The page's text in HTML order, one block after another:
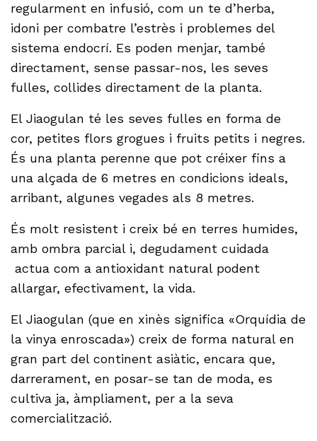
regularment en infusió, com un te d’herba,
idoni per combatre l’estrès i problemes del
sistema endocrí. Es poden menjar, també
directament, sense passar-nos, les seves
fulles, collides directament de la planta.
El Jiaogulan té les seves fulles en forma de
cor, petites flors grogues i fruits petits i negres.
És una planta perenne que pot créixer fins a
una alçada de 6 metres en condicions ideals,
arribant, algunes vegades als 8 metres.
És molt resistent i creix bé en terres humides,
amb ombra parcial i, degudament cuidada
actua com a antioxidant natural podent
allargar, efectivament, la vida.
El Jiaogulan (que en xinès significa «Orquídia de
la vinya enroscada») creix de forma natural en
gran part del continent asiàtic, encara que,
darrerament, en posar-se tan de moda, es
cultiva ja, àmpliament, per a la seva
comercialització.